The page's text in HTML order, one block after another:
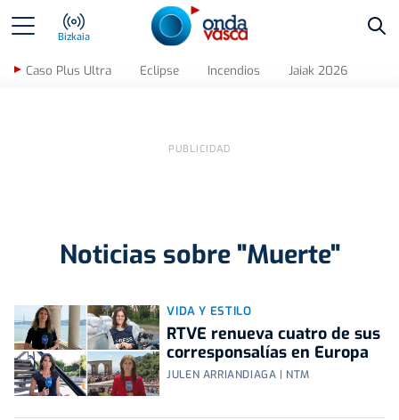
Bizkaia
Caso Plus Ultra Eclipse Incendios Jaiak 2026
Noticias sobre "Muerte"
VIDA Y ESTILO
RTVE renueva cuatro de sus
corresponsalías en Europa
JULEN ARRIANDIAGA | NTM